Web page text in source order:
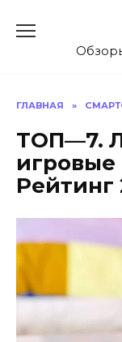
содержанию
ГЛАВНАЯ »
ТОП—7.
Рейтинг